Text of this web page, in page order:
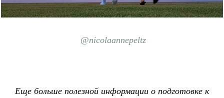
@nicolaannepeltz
Еще больше полезной информации о подготовке к